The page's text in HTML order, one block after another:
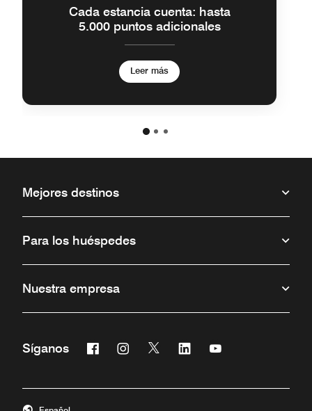
Cada estancia cuenta: hasta
5.000 puntos adicionales
Leer más
Mejores destinos
Para los huéspedes
Nuestra empresa
Síganos Facebook
Abre una ventana nueva
Instagram
Abre una ventana nueva
Twitter
Abre una ventana nueva
Linkedin
Abre una ventana nueva
Abre una ventana